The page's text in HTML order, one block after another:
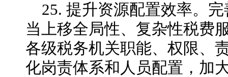
25. 提升资源配置效率。
当上移全局性、复杂性税费
各级税务机关职能、权限、
化岗责体系和人员配置，加